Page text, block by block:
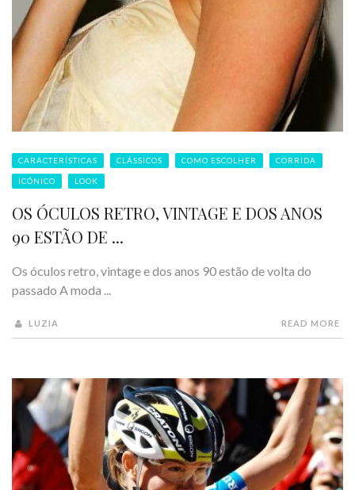
CARACTERÍSTICAS CLÁSSICOS COMO ESCOLHER CORRIDA
ICÓNICO LOOK
OS ÓCULOS RETRO, VINTAGE E DOS ANOS
90 ESTÃO DE ...
Os óculos retro, vintage e dos anos 90 estão de volta do
passado A moda ...
LUZIA READ MORE